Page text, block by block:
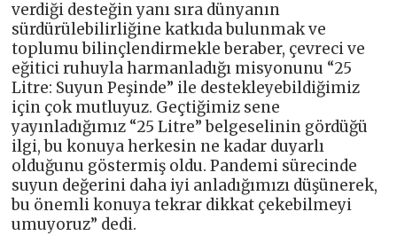
verdiği desteğin yanı sıra dünyanın
sürdürülebilirliğine katkıda bulunmak ve
toplumu bilinçlendirmekle beraber, çevreci ve
eğitici ruhuyla harmanladığı misyonunu “25
Litre: Suyun Peşinde” ile destekleyebildiğimiz
için çok mutluyuz. Geçtiğimiz sene
yayınladığımız “25 Litre” belgeselinin gördüğü
ilgi, bu konuya herkesin ne kadar duyarlı
olduğunu göstermiş oldu. Pandemi sürecinde
suyun değerini daha iyi anladığımızı düşünerek,
bu önemli konuya tekrar dikkat çekebilmeyi
umuyoruz” dedi.